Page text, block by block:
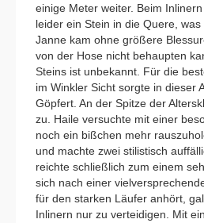
einige Meter weiter. Beim
leider ein Stein in die Quere,
Janne kam ohne größere
von der Hose nicht behaupten
Steins ist unbekannt. Für die
im Winkler Sicht sorgte in dieser
Göpfert. An der Spitze der
zu. Haile versuchte mit einer
noch ein bißchen mehr
und machte zwei stilistisch
reichte schließlich zum einem
sich nach einer
für den starken Läufer anhört,
Inlinern nur zu verteidigen. Mit